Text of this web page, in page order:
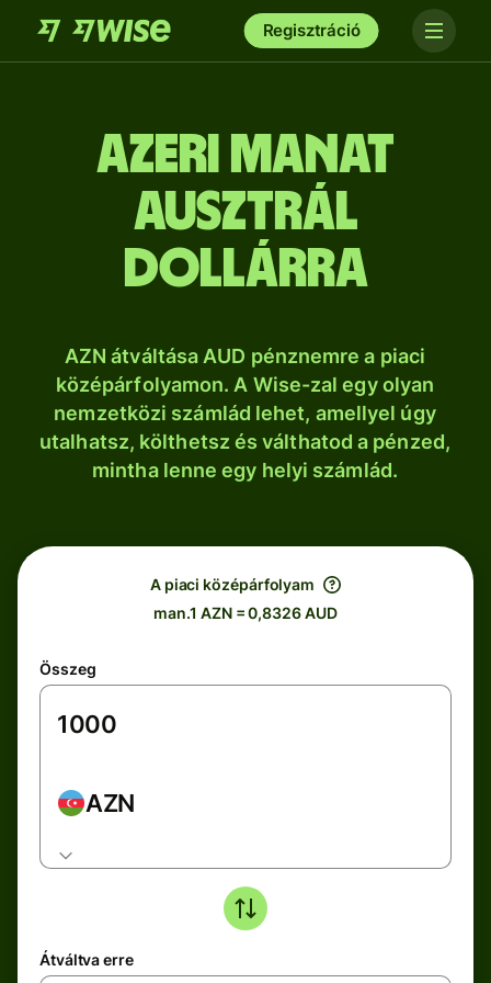
Regisztráció
azeri manat
ausztrál
dollárra
AZN átváltása AUD pénznemre a piaci
középárfolyamon. A Wise-zal egy olyan
nemzetközi számlád lehet, amellyel úgy
utalhatsz, költhetsz és válthatod a pénzed,
mintha lenne egy helyi számlád.
A piaci középárfolyam
man.1 AZN = 0,8326 AUD
Összeg
AZN
Átváltva erre